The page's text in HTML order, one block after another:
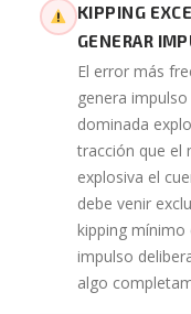
KIPPING
GENERAR
El error más
genera
dominada
tracción que el
explosiva el
debe venir
kipping mínimo
impulso
algo